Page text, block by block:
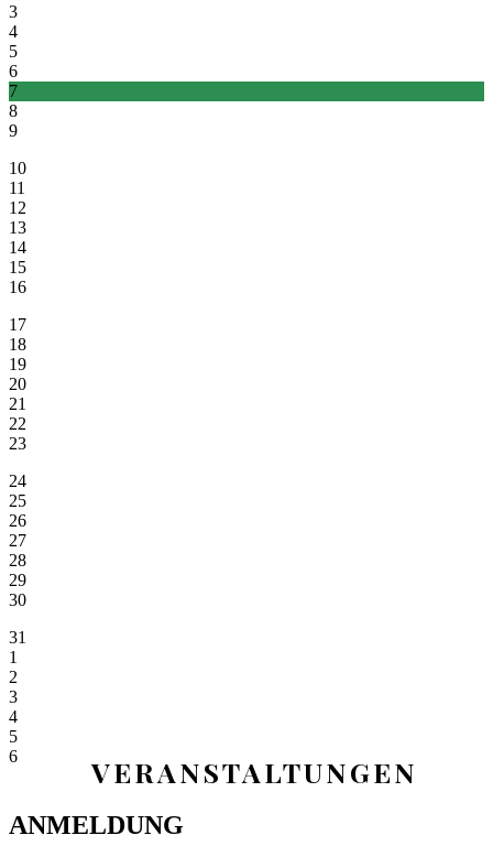
3
4
5
6
7
8
9
10
11
12
13
14
15
16
17
18
19
20
21
22
23
24
25
26
27
28
29
30
31
1
2
3
4
5
6
VERANSTALTUNGEN
ANMELDUNG